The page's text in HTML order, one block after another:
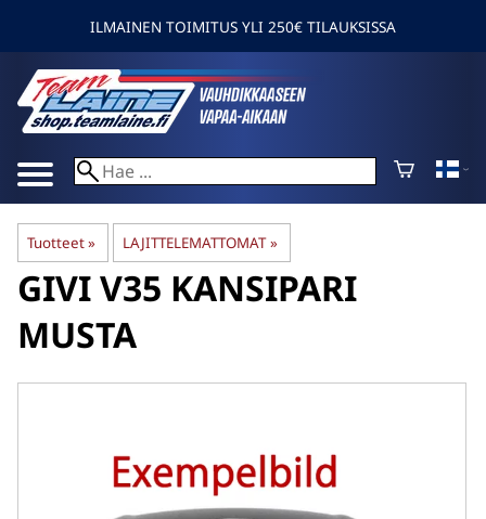
ILMAINEN TOIMITUS YLI 250€ TILAUKSISSA
Tuotteet‪» LAJITTELEMATTOMAT ‪»
GIVIV35 KANSIPARI
MUSTA